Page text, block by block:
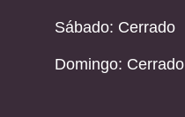
Sábado: Cerrado
Domingo: Cerrado